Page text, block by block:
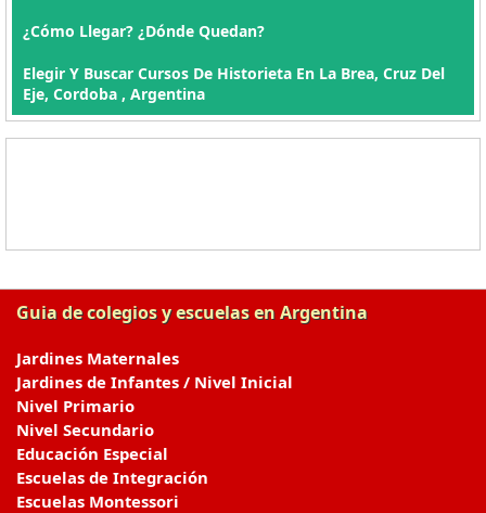
¿Cómo Llegar? ¿Dónde Quedan?
Elegir Y Buscar Cursos De Historieta En La Brea, Cruz Del
Eje, Cordoba , Argentina
Guia de colegios y escuelas en Argentina
Jardines Maternales
Jardines de Infantes / Nivel Inicial
Nivel Primario
Nivel Secundario
Educación Especial
Escuelas de Integración
Escuelas Montessori